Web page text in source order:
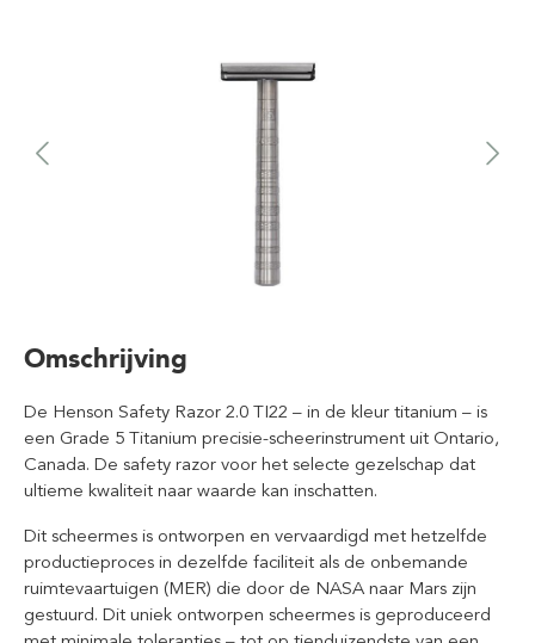
Omschrijving
De Henson Safety Razor 2.0 TI22 – in de kleur titanium – is
een Grade 5 Titanium precisie-scheerinstrument uit Ontario,
Canada. De safety razor voor het selecte gezelschap dat
ultieme kwaliteit naar waarde kan inschatten.
Dit scheermes is ontworpen en vervaardigd met hetzelfde
productieproces in dezelfde faciliteit als de onbemande
ruimtevaartuigen (MER) die door de NASA naar Mars zijn
gestuurd. Dit uniek ontworpen scheermes is geproduceerd